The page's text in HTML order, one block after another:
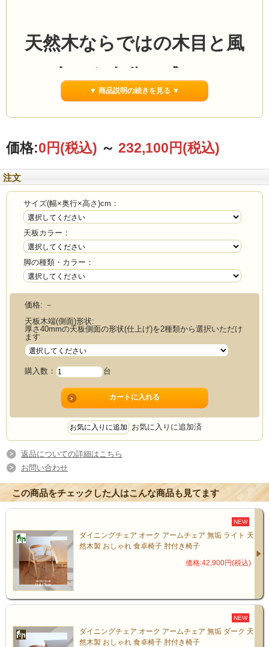
天然木ならではの木目と風
合いを存分に感じる
秋田県産・栗無垢材のダイ
ニングテーブル
幅130cm～180cmまで
サイズオーダー可能
家財宅急便での無料配送
お部屋や使い方に合わせて選べる3
つのポイント
✔ 選べる2色のカラー
✔ 選べる天板端2形状
✔ 選べる3タイプの脚
▼ 商品説明の続きを見る ▼
価格:0円(税込) ～ 232,100円(税込)
注文
サイズ(幅×奥行×高さ)cm：
天板カラー：
脚の種類・カラー：
価格: －
天板木端(側面)形状:
厚さ40mmの天板側面の形状(仕上げ)を2種類から選択いただけ
ます
購入数： 台
お気に入りに追加済
返品についての詳細はこちら
お問い合わせ
この商品をチェックした人はこんな商品も見てます
NEW
ダイニングチェア オーク アームチェア 無垢 ライト 天
然木製 おしゃれ 食卓椅子 肘付き椅子
価格:42,900円(税込)
NEW
ダイニングチェア オーク アームチェア 無垢 ダーク 天
然木製 おしゃれ 食卓椅子 肘付き椅子